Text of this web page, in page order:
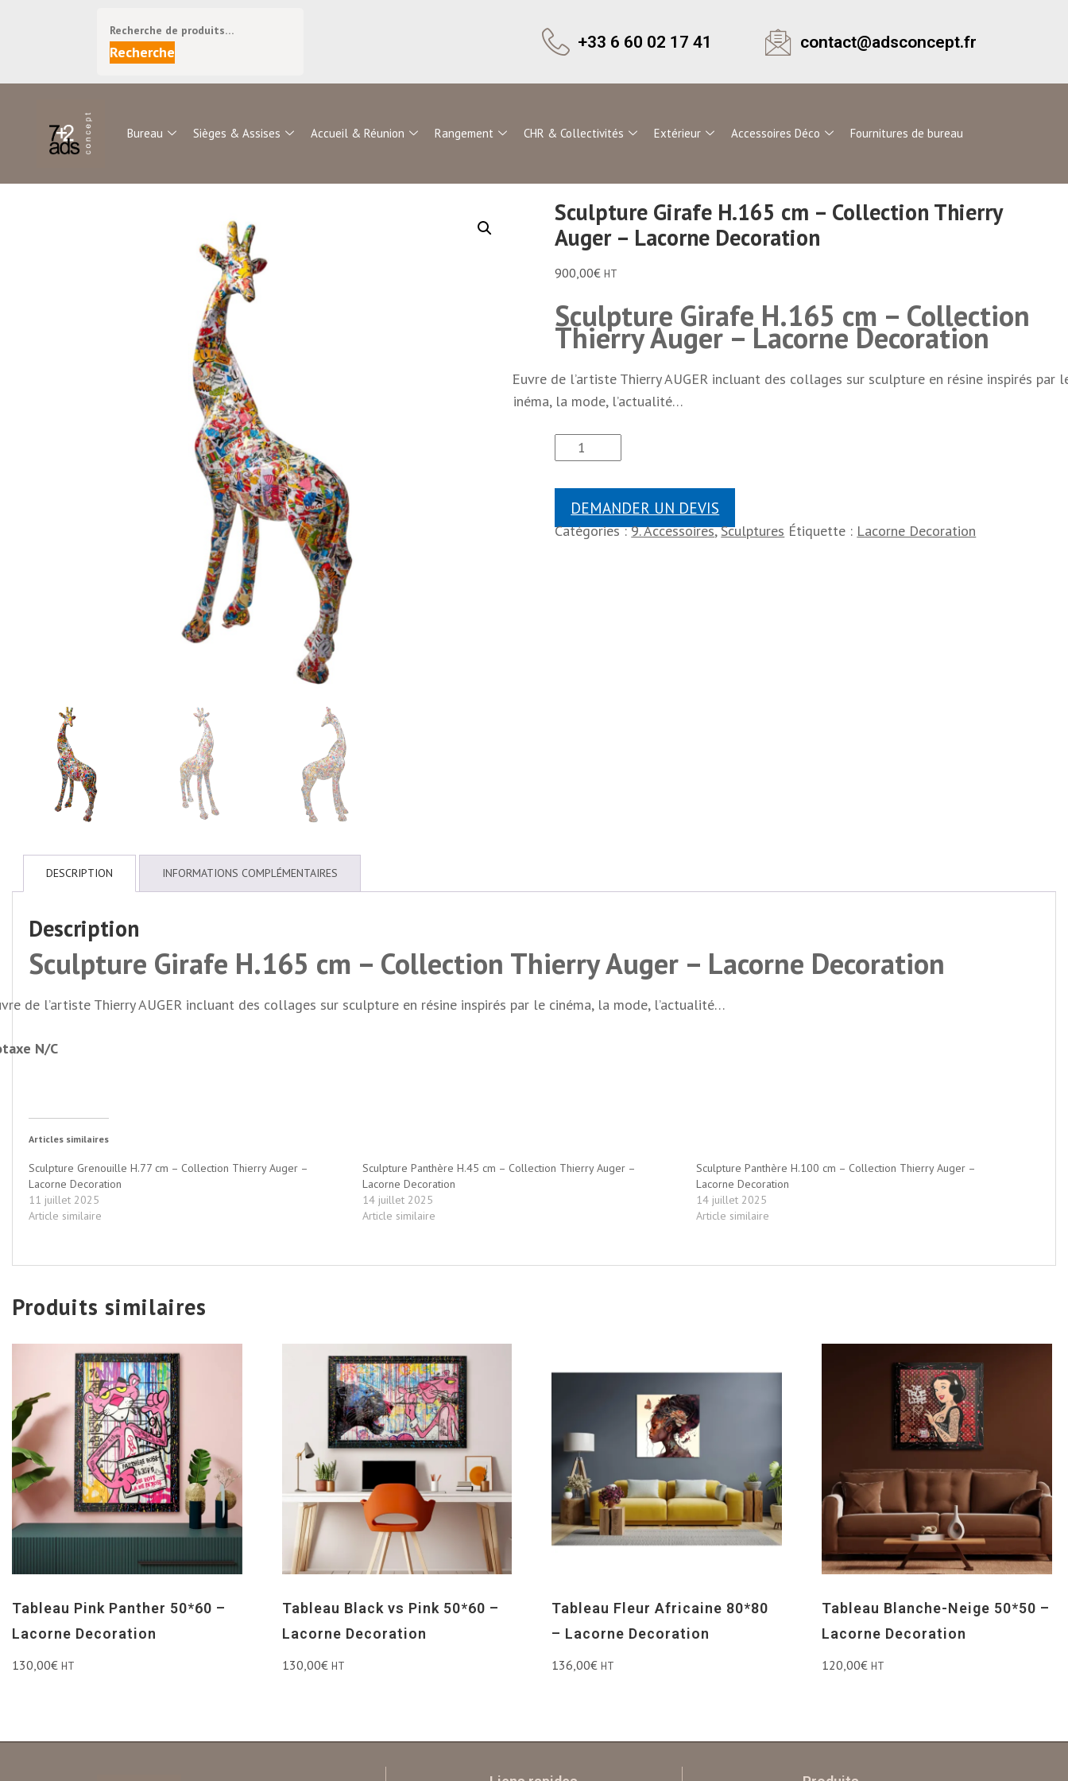
Recherche
+33 6 60 02 17 41 contact@adsconcept.fr
Bureau Sièges & Assises Accueil & Réunion Rangement CHR & Collectivités Extérieur Accessoires Déco Fournitures de bureau
Sculpture Girafe H.165 cm – Collection Thierry
Auger – Lacorne Decoration
900,00€ HT
Sculpture Girafe H.165 cm – Collection
Thierry Auger – Lacorne Decoration
Œuvre de l’artiste Thierry AUGER incluant des collages sur sculpture en résine inspirés par
cinéma, la mode, l’actualité…
DEMANDER UN DEVIS
Catégories :9. Accessoires,Sculptures Étiquette : Lacorne Decoration
DESCRIPTION INFORMATIONS COMPLÉMENTAIRES
Description
Sculpture Girafe H.165 cm – Collection Thierry Auger – Lacorne Decoration
de l’artiste Thierry AUGER incluant des collages sur sculpture en résine inspirés par le cinéma, la mode, l’actualité…
N/C
Articles similaires
Sculpture Grenouille H.77 cm – Collection Thierry Auger –
Lacorne Decoration
11 juillet 2025
Article similaire
Sculpture Panthère H.45 cm – Collection Thierry Auger –
Lacorne Decoration
14 juillet 2025
Article similaire
Sculpture Panthère H.100 cm – Collection Thierry Auger –
Lacorne Decoration
14 juillet 2025
Article similaire
Produits similaires
Tableau Pink Panther 50*60 –
Lacorne Decoration
130,00€ HT
Tableau Black vs Pink 50*60 –
Lacorne Decoration
130,00€ HT
Tableau Fleur Africaine 80*80
– Lacorne Decoration
136,00€ HT
Tableau Blanche-Neige 50*50 –
Lacorne Decoration
120,00€ HT